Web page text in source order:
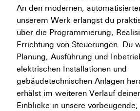
An den modernen,
unserem Werk erlangst du
über die Programmierung,
Errichtung von Steuerungen. Du
Planung, Ausführung und
elektrischen Installationen und
gebäudetechnischen Anlagen
erhälst im weiteren Verlauf
Einblicke in unsere vorbeugende,